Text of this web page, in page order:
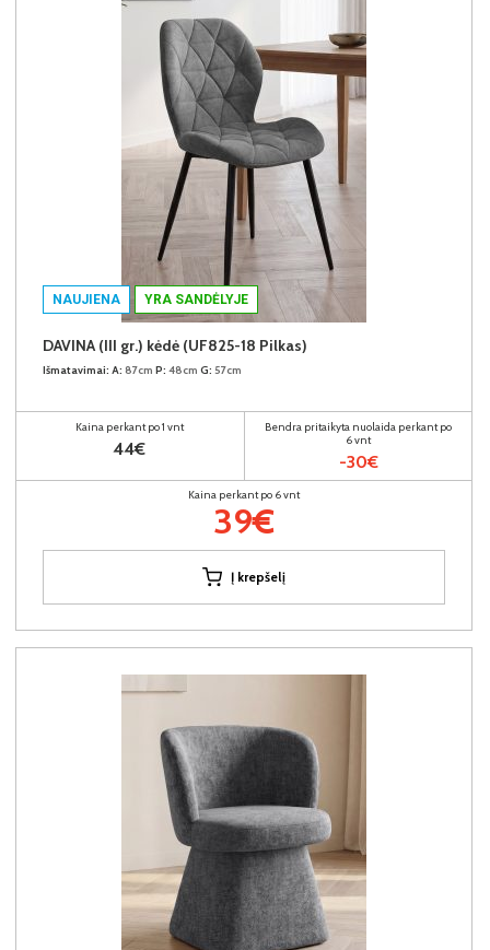
NAUJIENA YRA SANDĖLYJE
DAVINA (III gr.) kėdė (UF825-18 Pilkas)
Išmatavimai: A: 87cm P: 48cm G: 57cm
Kaina perkant po 1 vnt
44€
Bendra pritaikyta nuolaida perkant po
6 vnt
-30€
Kaina perkant po 6 vnt
39€
Į krepšelį